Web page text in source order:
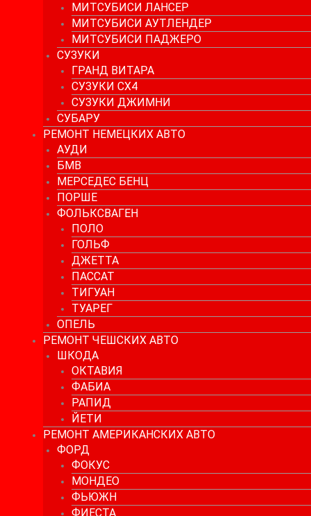
МИТСУБИСИ ЛАНСЕР
МИТСУБИСИ АУТЛЕНДЕР
МИТСУБИСИ ПАДЖЕРО
СУЗУКИ
ГРАНД ВИТАРА
СУЗУКИ СХ4
СУЗУКИ ДЖИМНИ
СУБАРУ
РЕМОНТ НЕМЕЦКИХ АВТО
АУДИ
БМВ
МЕРСЕДЕС БЕНЦ
ПОРШЕ
ФОЛЬКСВАГЕН
ПОЛО
ГОЛЬФ
ДЖЕТТА
ПАССАТ
ТИГУАН
ТУАРЕГ
ОПЕЛЬ
РЕМОНТ ЧЕШСКИХ АВТО
ШКОДА
ОКТАВИЯ
ФАБИА
РАПИД
ЙЕТИ
РЕМОНТ АМЕРИКАНСКИХ АВТО
ФОРД
ФОКУС
МОНДЕО
ФЬЮЖН
ФИЕСТА